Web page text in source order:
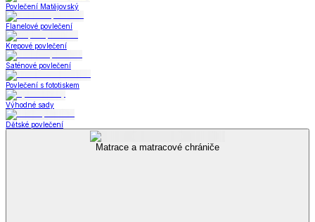
Povlečení Matějovský
Flanelové povlečení
Krepové povlečení
Saténové povlečení
Povlečení s fototiskem
Výhodné sady
Dětské povlečení
Matrace a matracové chrániče